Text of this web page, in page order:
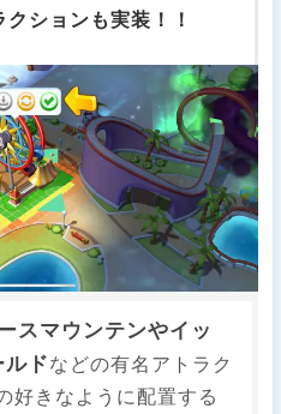
ションも実装！！
スマウンテンやイッ
ドなどの有名アトラク
好きなように配置する